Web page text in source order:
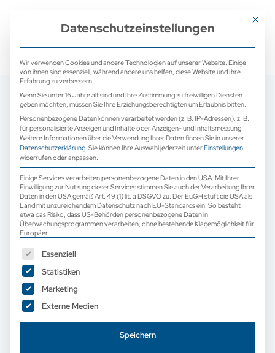
Mit
Datenschutzeinstellungen
Wir verwenden Cookies und andere Technologien auf unserer Website. Einige
von ihnen sind essenziell, während andere uns helfen, diese Website und Ihre
Erfahrung zu verbessern.
Wenn Sie unter 16 Jahre alt sind und Ihre Zustimmung zu freiwilligen Diensten
geben möchten, müssen Sie Ihre Erziehungsberechtigten um Erlaubnis bitten.
Personenbezogene Daten können verarbeitet werden (z. B. IP-Adressen), z. B.
für personalisierte Anzeigen und Inhalte oder Anzeigen- und Inhaltsmessung.
Weitere Informationen über die Verwendung Ihrer Daten finden Sie in unserer
Datenschutzerklärung. Sie können Ihre Auswahl jederzeit unterEinstellungen
widerrufen oder anpassen.
Einige Services verarbeiten personenbezogene Daten in den USA. Mit Ihrer
Einwilligung zur Nutzung dieser Services stimmen Sie auch der Verarbeitung Ihrer
Daten in den USA gemäß Art. 49 (1) lit. a DSGVO zu. Der EuGH stuft die USA als
Land mit unzureichendem Datenschutz nach EU-Standards ein. So besteht
etwa das Risiko, dass US-Behörden personenbezogene Daten in
Überwachungsprogrammen verarbeiten, ohne bestehende Klagemöglichkeit für
Europäer.
Es folgt eine Liste der Service-Gruppen, für die eine
Essenziell
Statistiken
Marketing
Externe Medien
Speichern